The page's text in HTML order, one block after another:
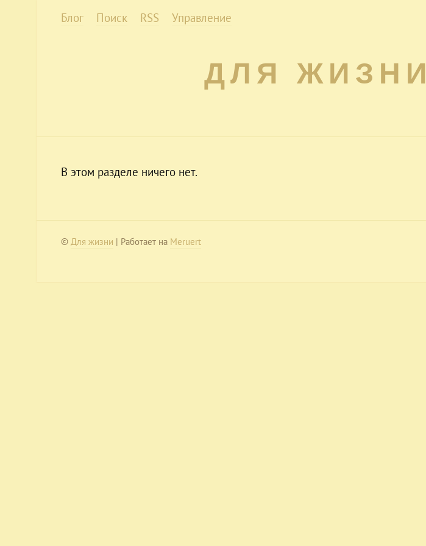
Блог Поиск RSS Управление
ДЛЯ ЖИЗНИ
В этом разделе ничего нет.
© Для жизни | Работает на Meruert